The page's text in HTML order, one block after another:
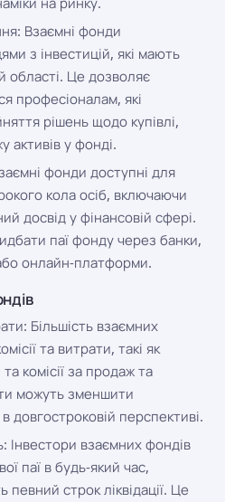
Взаємні фонди
з інвестицій, які мають
області. Це дозволяє
професіоналам, які
рішень щодо купівлі,
активів у фонді.
фонди доступні для
кола осіб, включаючи
досвід у фінансовій сфері.
паї фонду через банки,
онлайн-платформи.
Більшість взаємних
та витрати, такі як
комісії за продаж та
можуть зменшити
довгостроковій перспективі.
Інвестори взаємних фондів
паї в будь-який час,
строк ліквідації. Це